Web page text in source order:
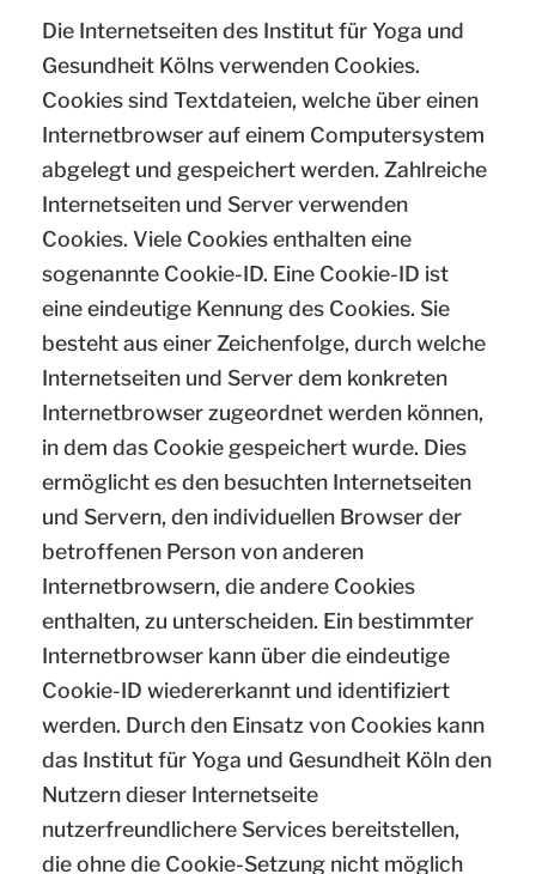
Die Internetseiten des Institut für Yoga und
Gesundheit Kölns verwenden Cookies.
Cookies sind Textdateien, welche über einen
Internetbrowser auf einem Computersystem
abgelegt und gespeichert werden. Zahlreiche
Internetseiten und Server verwenden
Cookies. Viele Cookies enthalten eine
sogenannte Cookie-ID. Eine Cookie-ID ist
eine eindeutige Kennung des Cookies. Sie
besteht aus einer Zeichenfolge, durch welche
Internetseiten und Server dem konkreten
Internetbrowser zugeordnet werden können,
in dem das Cookie gespeichert wurde. Dies
ermöglicht es den besuchten Internetseiten
und Servern, den individuellen Browser der
betroffenen Person von anderen
Internetbrowsern, die andere Cookies
enthalten, zu unterscheiden. Ein bestimmter
Internetbrowser kann über die eindeutige
Cookie-ID wiedererkannt und identifiziert
werden. Durch den Einsatz von Cookies kann
das Institut für Yoga und Gesundheit Köln den
Nutzern dieser Internetseite
nutzerfreundlichere Services bereitstellen,
die ohne die Cookie-Setzung nicht möglich